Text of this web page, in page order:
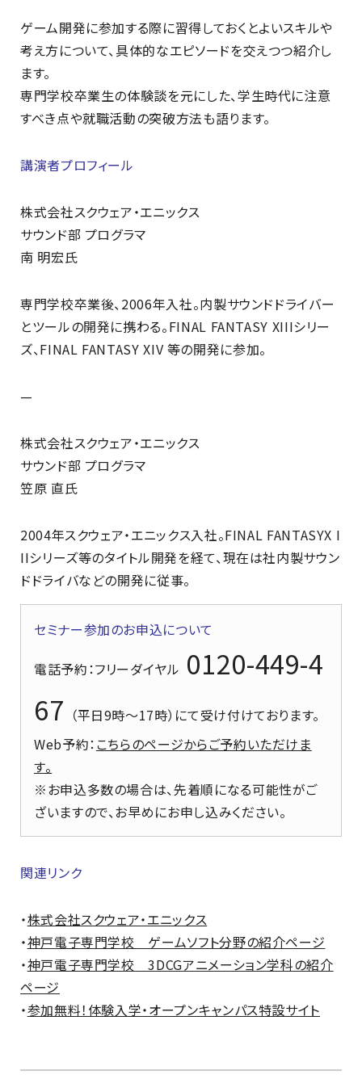
ゲーム開発に参加する際に習得しておくとよいスキルや
考え方について、具体的なエピソードを交えつつ紹介し
ます。
専門学校卒業生の体験談を元にした、学生時代に注意
すべき点や就職活動の突破方法も語ります。
講演者プロフィール
株式会社スクウェア・エニックス
サウンド部 プログラマ
南 明宏氏
専門学校卒業後、2006年入社。内製サウンドドライバー
とツールの開発に携わる。FINAL FANTASY XIIIシリー
ズ、FINAL FANTASY XIV 等の開発に参加。
—
株式会社スクウェア・エニックス
サウンド部 プログラマ
笠原 直氏
2004年スクウェア・エニックス入社。FINAL FANTASYX I
IIシリーズ等のタイトル開発を経て、現在は社内製サウン
ドドライバなどの開発に従事。
セミナー参加のお申込について
電話予約：フリーダイヤル 0120-449-4
67 （平日9時～17時）にて受け付けております。
Web予約： こちらのページからご予約いただけま
す。
※お申込多数の場合は、先着順になる可能性がご
ざいますので、お早めにお申し込みください。
関連リンク
・株式会社スクウェア・エニックス
・神戸電子専門学校 ゲームソフト分野の紹介ページ
・神戸電子専門学校 3DCGアニメーション学科の紹介
ページ
・参加無料！体験入学・オープンキャンパス特設サイト